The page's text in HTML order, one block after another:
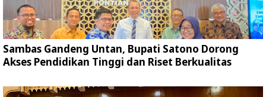
Sambas Gandeng Untan, Bupati Satono Dorong
Akses Pendidikan Tinggi dan Riset Berkualitas